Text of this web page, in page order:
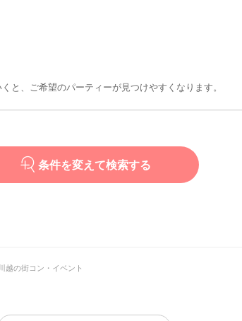
と、ご希望のパーティーが見つけやすくなります。
条件を変えて検索する
川越の街コン・イベント